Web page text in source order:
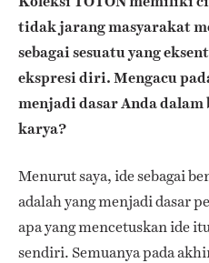
tidak jarang masyarakat
sebagai sesuatu yang
ekspresi diri. Mengacu
menjadi dasar Anda
karya?
Menurut saya, ide sebagai
adalah yang menjadi dasar
apa yang mencetuskan ide
sendiri. Semuanya pada